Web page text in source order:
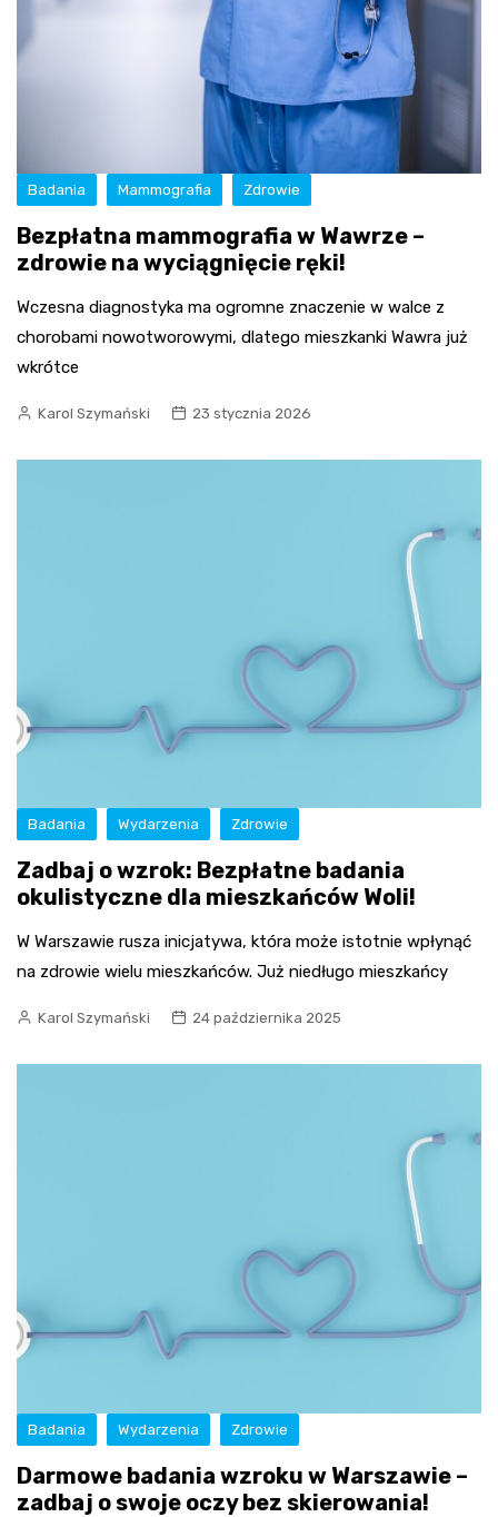
Badania Mammografia Zdrowie
Bezpłatna mammografia w Wawrze –
zdrowie na wyciągnięcie ręki!
Wczesna diagnostyka ma ogromne znaczenie w walce z
chorobami nowotworowymi, dlatego mieszkanki Wawra już
wkrótce
Karol Szymański 23 stycznia 2026
Badania Wydarzenia Zdrowie
Zadbaj o wzrok: Bezpłatne badania
okulistyczne dla mieszkańców Woli!
W Warszawie rusza inicjatywa, która może istotnie wpłynąć
na zdrowie wielu mieszkańców. Już niedługo mieszkańcy
Karol Szymański 24 października 2025
Badania Wydarzenia Zdrowie
Darmowe badania wzroku w Warszawie –
zadbaj o swoje oczy bez skierowania!